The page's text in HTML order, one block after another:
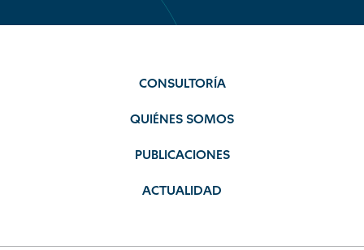
CONSULTORÍA
QUIÉNES SOMOS
PUBLICACIONES
ACTUALIDAD